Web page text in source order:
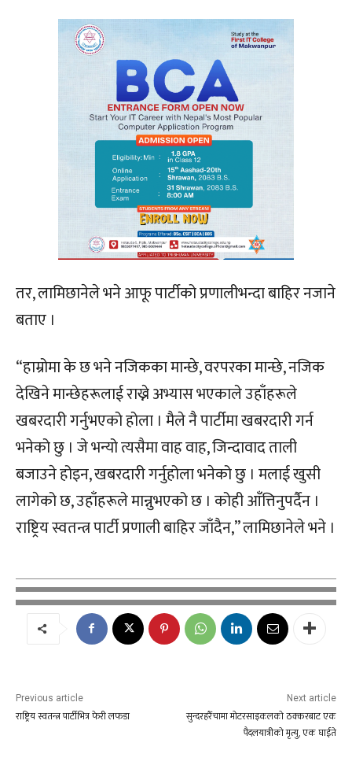
तर, लामिछानेले भने आफू पार्टीको प्रणालीभन्दा बाहिर नजाने
बताए ।
“हाम्रोमा के छ भने नजिकका मान्छे, वरपरका मान्छे, नजिक
देखिने मान्छेहरूलाई राख्ने अभ्यास भएकाले उहाँहरूले
खबरदारी गर्नुभएको होला । मैले नै पार्टीमा खबरदारी गर्न
भनेको छु । जे भन्यो त्यसैमा वाह वाह, जिन्दावाद ताली
बजाउने होइन, खबरदारी गर्नुहोला भनेको छु । मलाई खुसी
लागेको छ, उहाँहरूले मान्नुभएको छ । कोही आँत्तिनुपर्दैन ।
राष्ट्रिय स्वतन्त्र पार्टी प्रणाली बाहिर जाँदैन,” लामिछानेले भने ।
Previous article
राष्ट्रिय स्वतन्त्र पार्टीभित्र फेरी लफडा
Next article
सुन्दरहरैँचामा मोटरसाइकलको ठक्करबाट एक
पैदलयात्रीको मृत्यु, एक घाईते